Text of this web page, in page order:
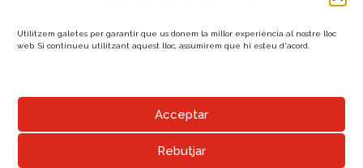
Utilitzem galetes per garantir que us donem la millor experiència al nostre lloc
web. Si continueu utilitzant aquest lloc, assumirem que hi esteu d'acord.
Acceptar
Rebutjar
AMB EL SUPORT DE: